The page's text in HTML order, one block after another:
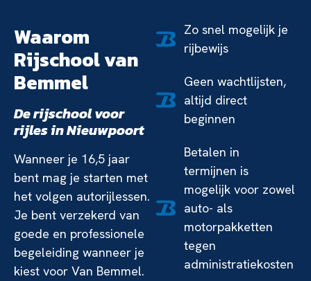
Waarom
Rijschool van
Bemmel
De rijschool voor
rijles in Nieuwpoort
Wanneer je 16,5 jaar
bent mag je starten met
het volgen autorijlessen.
Je bent verzekerd van
goede en professionele
begeleiding wanneer je
kiest voor Van Bemmel.
Zo snel mogelijk je
rijbewijs
Geen wachtlijsten,
altijd direct
beginnen
Betalen in
termijnen is
mogelijk voor zowel
auto- als
motorpakketten
tegen
administratiekosten